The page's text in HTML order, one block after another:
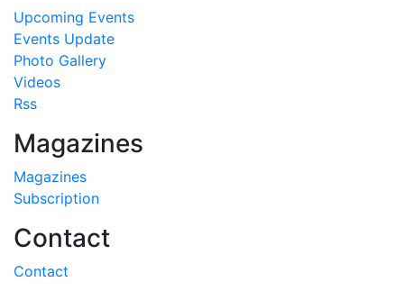
Upcoming Events
Events Update
Photo Gallery
Videos
Rss
Magazines
Magazines
Subscription
Contact
Contact